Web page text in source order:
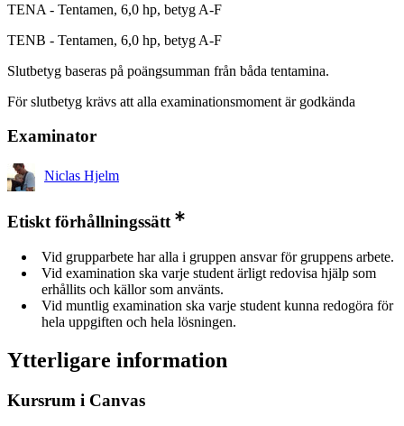
TENA - Tentamen, 6,0 hp, betyg A-F
TENB - Tentamen, 6,0 hp, betyg A-F
Slutbetyg baseras på poängsumman från båda tentamina.
För slutbetyg krävs att alla examinationsmoment är godkända
Examinator
Niclas Hjelm
Etiskt förhållningssätt
Vid grupparbete har alla i gruppen ansvar för gruppens arbete.
Vid examination ska varje student ärligt redovisa hjälp som
erhållits och källor som använts.
Vid muntlig examination ska varje student kunna redogöra för
hela uppgiften och hela lösningen.
Ytterligare information
Kursrum i Canvas